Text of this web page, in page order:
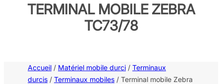
TERMINAL MOBILE ZEBRA
TC73/78
Accueil / Matériel mobile durci / Terminaux
durcis / Terminaux mobiles / Terminal mobile Zebra